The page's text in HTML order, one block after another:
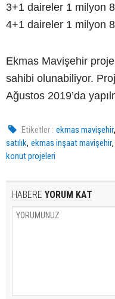
3+1 daireler 1 milyon
4+1 daireler 1 milyon
Ekmas Mavişehir
sahibi olunabiliyor.
Ağustos 2019’da
Etiketler : ekmas mavişehir
satılık, ekmas inşaat mavişehir,
konut projeleri
HABERE YORUM KAT